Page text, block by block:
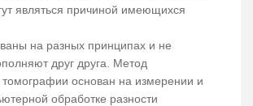
являться причиной имеющихся
на разных принципах и не
друг друга. Метод
основан на измерении и
обработке разности